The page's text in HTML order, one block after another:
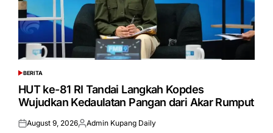
POSTED
IN
BERITA
HUT ke-81 RI Tandai Langkah Kopdes
Wujudkan Kedaulatan Pangan dari Akar Rumput
Posted
August 9, 2026Posted
Admin Kupang Daily